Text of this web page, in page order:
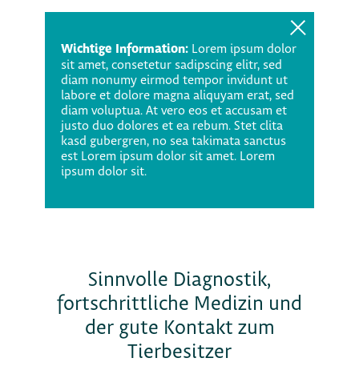
Wichtige Information: Lorem ipsum dolor
sit amet, consetetur sadipscing elitr, sed
diam nonumy eirmod tempor invidunt ut
labore et dolore magna aliquyam erat, sed
diam voluptua. At vero eos et accusam et
justo duo dolores et ea rebum. Stet clita
kasd gubergren, no sea takimata sanctus
est Lorem ipsum dolor sit amet. Lorem
ipsum dolor sit.
Sinnvolle Diagnostik,
fortschrittliche Medizin und
der gute Kontakt zum
Tierbesitzer